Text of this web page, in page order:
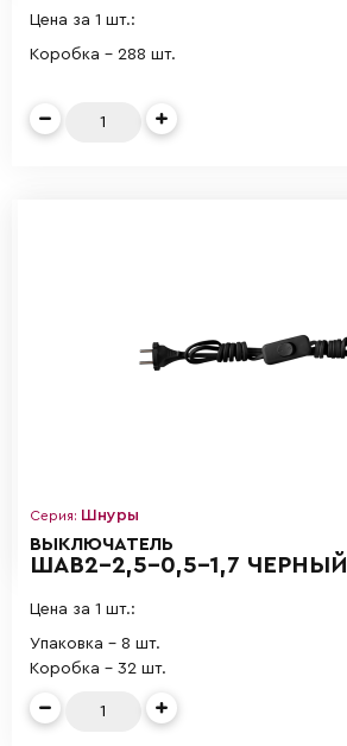
Цена за 1 шт.:
Коробка - 288 шт.
Серия: Шнуры
ВЫКЛЮЧАТЕЛЬ
ШАВ2-2,5-0,5-1,7 ЧЕРНЫЙ
Цена за 1 шт.:
Упаковка - 8 шт.
Коробка - 32 шт.